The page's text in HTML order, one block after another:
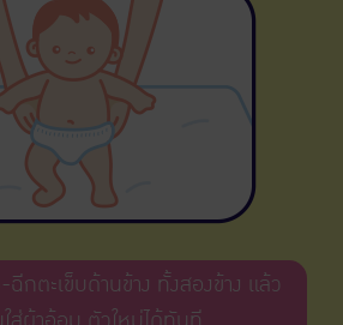
กตะเข็บด้านข้าง ทั้งสองข้าง แล้ว